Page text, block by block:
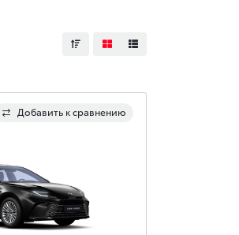
Добавить к сравнению